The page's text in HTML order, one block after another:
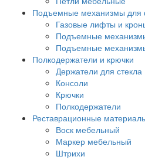
Подъемные механизмы для
Газовые лифты и
Подъемные
Подъемные
Полкодержатели и крючки
Держатели для стекла
Консоли
Крючки
Полкодержатели
Реставрационные
Воск мебельный
Маркер мебельный
Штрихи